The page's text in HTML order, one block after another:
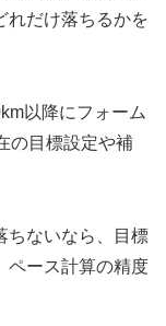
れだけ落ちるかを
以降にフォーム
の目標設定や補
ちないなら、目標
ペース計算の精度